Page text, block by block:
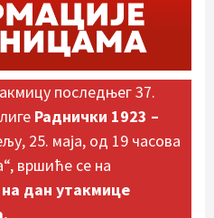
последњег 37.
Раднички 1923 –
25. маја, од 19 часова
вршиће се на
на дан утакмице